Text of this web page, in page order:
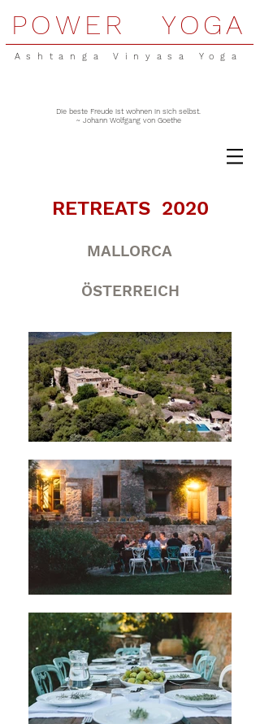
POWER YOGA
Ashtanga Vinyasa Yoga
Die beste Freude ist wohnen in sich selbst.
~ Johann Wolfgang von Goethe
RETREATS 2020
MALLORCA
ÖSTERREICH